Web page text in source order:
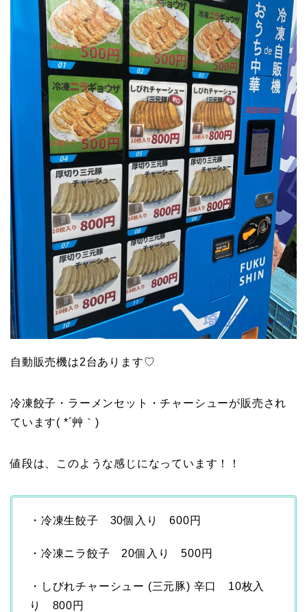
自動販売機は2台あります♡
冷凍餃子・ラーメンセット・チャーシューが販売され
ています( *´艸｀)
値段は、このような感じになっています！！
・冷凍生餃子 30個入り 600円
・冷凍ニラ餃子 20個入り 500円
・しびれチャーシュー (三元豚) 辛口 10枚入
り 800円